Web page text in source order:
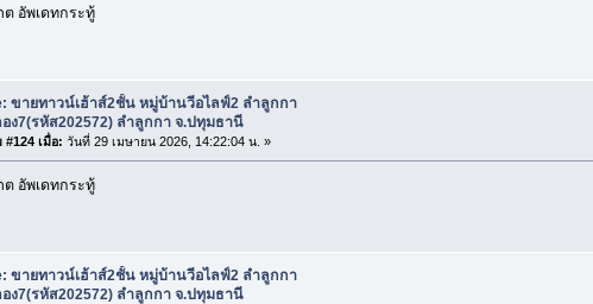
อัพเดทกระทู้
ขายทาวน์เฮ้าส์2ชั้น หมู่บ้านวีอไลฟ์2 ลำลูกกา
ง7(รหัส202572) ลำลูกกา จ.ปทุมธานี
#124 เมื่อ: วันที่ 29 เมษายน 2026, 14:22:04 น. »
อัพเดทกระทู้
ขายทาวน์เฮ้าส์2ชั้น หมู่บ้านวีอไลฟ์2 ลำลูกกา
ง7(รหัส202572) ลำลูกกา จ.ปทุมธานี